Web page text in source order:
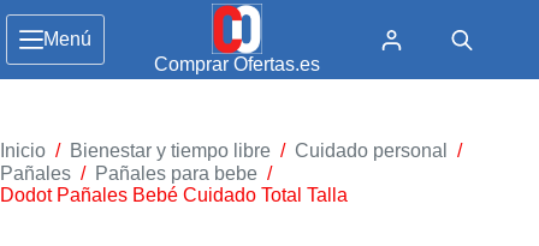
Menú
Comprar Ofertas.es
Inicio / Bienestar y tiempo libre / Cuidado personal
/
Pañales / Pañales para bebe /
Dodot Pañales Bebé Cuidado Total Talla